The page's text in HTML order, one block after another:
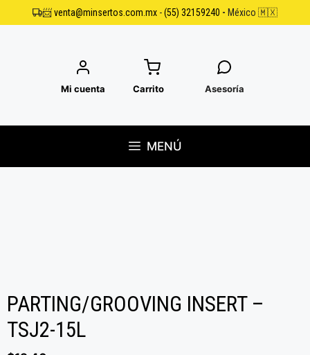
al
📨venta@minsertos.com.mx -(55) 32159240 - México 🇲🇽
Mi cuenta Carrito Asesoría
MENÚ
PARTING/GROOVING INSERT –
TSJ2-15L